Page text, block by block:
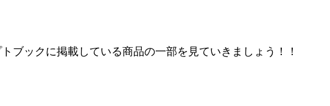
ブックに掲載している商品の一部を見ていきましょう！！